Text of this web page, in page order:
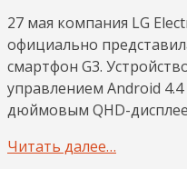
27 мая компания LG
официально
смартфон G3.
управлением Android
дюймовым QHD-
Читать далее…